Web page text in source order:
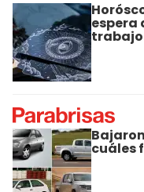
espera
trabajo
cuáles